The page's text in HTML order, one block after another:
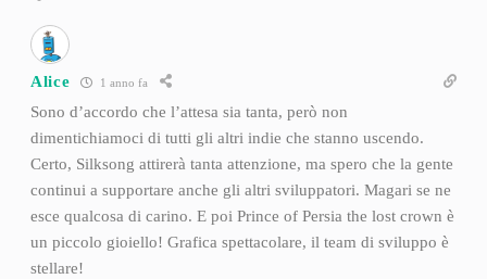
Alice 1 anno fa
Sono d’accordo che l’attesa sia tanta, però non
dimentichiamoci di tutti gli altri indie che stanno uscendo.
Certo, Silksong attirerà tanta attenzione, ma spero che la gente
continui a supportare anche gli altri sviluppatori. Magari se ne
esce qualcosa di carino. E poi Prince of Persia the lost crown è
un piccolo gioiello! Grafica spettacolare, il team di sviluppo è
stellare!